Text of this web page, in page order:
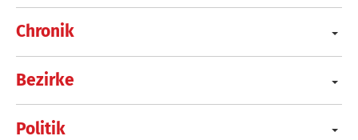
Chronik
Bezirke
Politik